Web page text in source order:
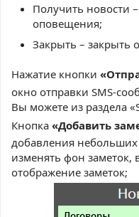
Получить новости
оповещения;
Закрыть – закрыть
Нажатие кнопки
окно отправки SMS-
Вы можете из раздела
Кнопка «Добавить
добавления
изменять фон заметок,
отображение заметок;